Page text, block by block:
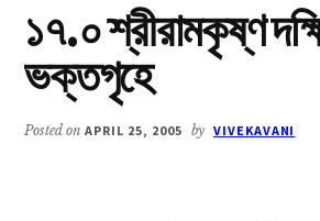
১৭.০ শ্রীরামকৃষ্ণ
ভক্তগৃহে
Posted onAPRIL 25, 2005 by VIVEKAVANI